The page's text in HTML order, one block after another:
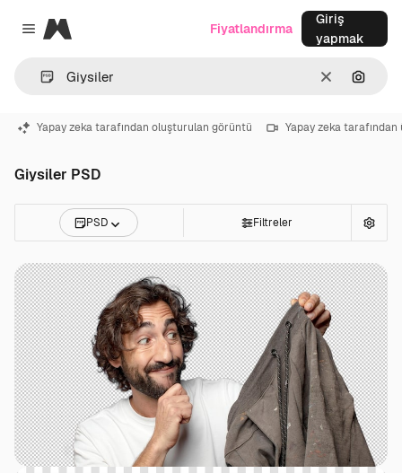
Close menu
Magnific
Temizlemek
Fiyatlandırma
Giriş
yapmak
Yapay zeka tarafından oluşturulan görüntü Yapay zeka
Giysiler PSD
PSD Filtreler